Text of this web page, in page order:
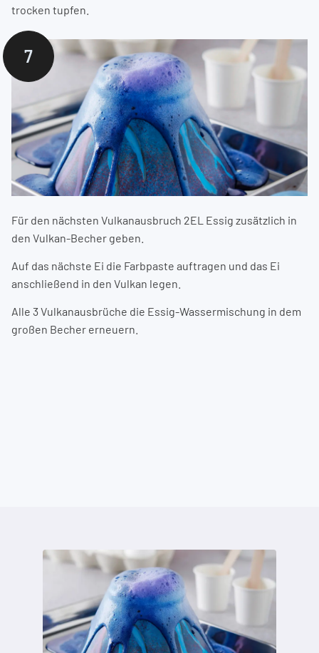
trocken tupfen.
7
Für den nächsten Vulkanausbruch 2EL Essig zusätzlich in
den Vulkan-Becher geben.
Auf das nächste Ei die Farbpaste auftragen und das Ei
anschließend in den Vulkan legen.
Alle 3 Vulkanausbrüche die Essig-Wassermischung in dem
großen Becher erneuern.